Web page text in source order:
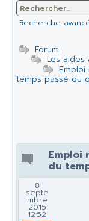
Recherche
Forum
Les aides
temps passé ou
Emploi
du
8
septe
mbre
2015
12:52